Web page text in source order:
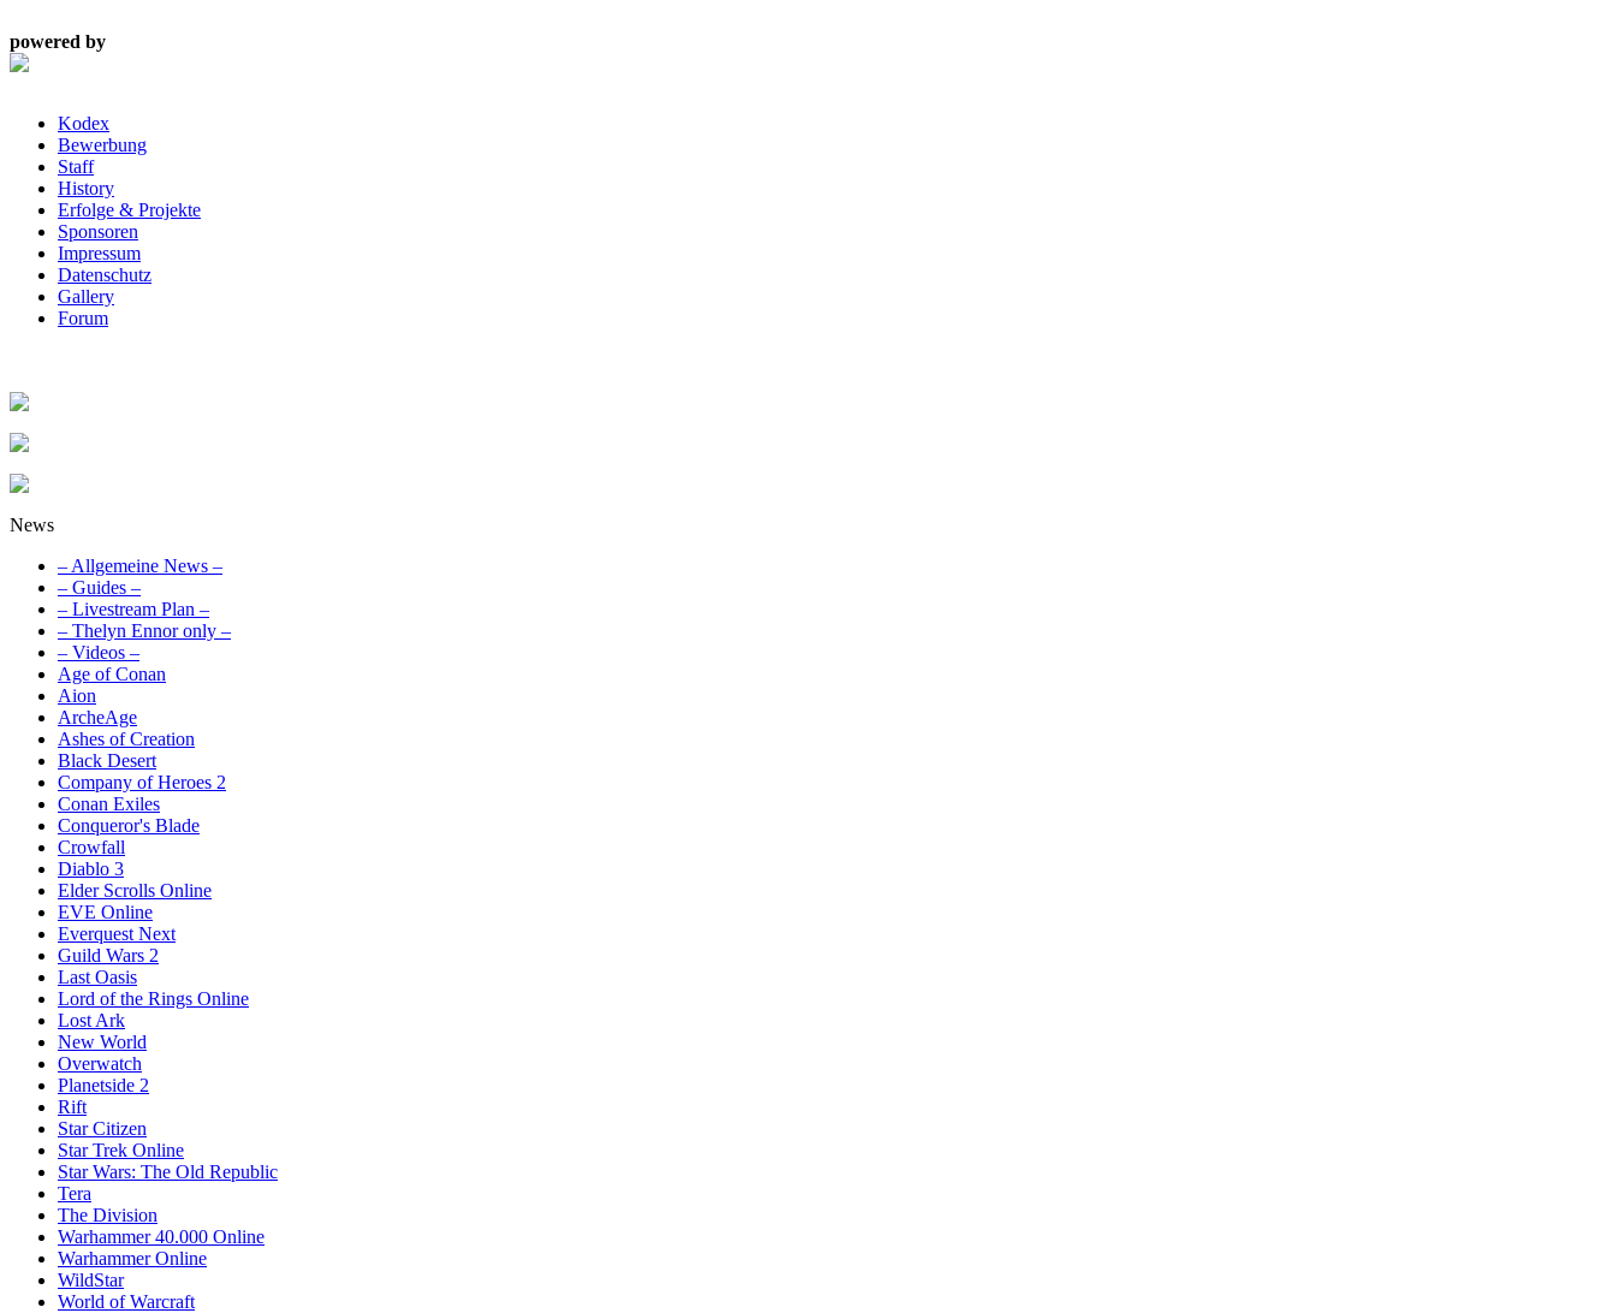
powered by
Kodex
Bewerbung
Staff
History
Erfolge & Projekte
Sponsoren
Impressum
Datenschutz
Gallery
Forum
News
– Allgemeine News –
– Guides –
– Livestream Plan –
– Thelyn Ennor only –
– Videos –
Age of Conan
Aion
ArcheAge
Ashes of Creation
Black Desert
Company of Heroes 2
Conan Exiles
Conqueror's Blade
Crowfall
Diablo 3
Elder Scrolls Online
EVE Online
Everquest Next
Guild Wars 2
Last Oasis
Lord of the Rings Online
Lost Ark
New World
Overwatch
Planetside 2
Rift
Star Citizen
Star Trek Online
Star Wars: The Old Republic
Tera
The Division
Warhammer 40.000 Online
Warhammer Online
WildStar
World of Warcraft